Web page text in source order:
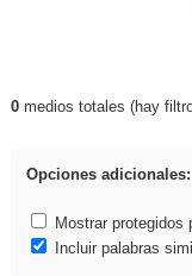
Resultados de:
0medios totales (hay
Opciones adicionales:
Mostrar protegidos
Incluir palabras